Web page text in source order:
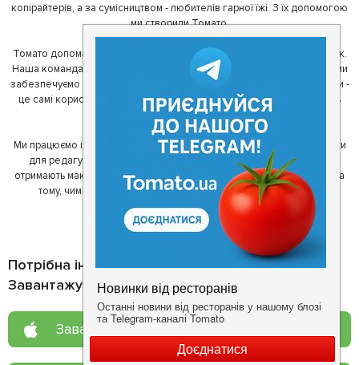
копірайтерів, а за сумісництвом - любителів гарної їжі. З їх допомогою
ми створили Томато.
Томато допомагає своїм користувачам знайти цікаві місця неподалік.
Наша команда регулярно зв'язується з ресторанами - таким чином ми
забезпечуємо актуальність інформації. Друга частина нашої команди -
це самі користувачі, які діляться своїми враженнями і допомагають
один одному у виборі кращих місць.
Ми працюємо і з ресторанами. Для них ми надаємо зручні інструменти
для редагування інформації про себе - в результаті відвідувачі
отримають максимум інформації, а ресторан зможе зосередитися на
тому, чим він любить займатися більше всього - смачній їжі.
Потрібна інформація про заклад?
Завантажуйте додаток!
Завантажте у